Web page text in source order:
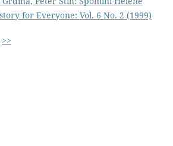
for Everyone: Vol. 6 No. 2 (1999)
>>